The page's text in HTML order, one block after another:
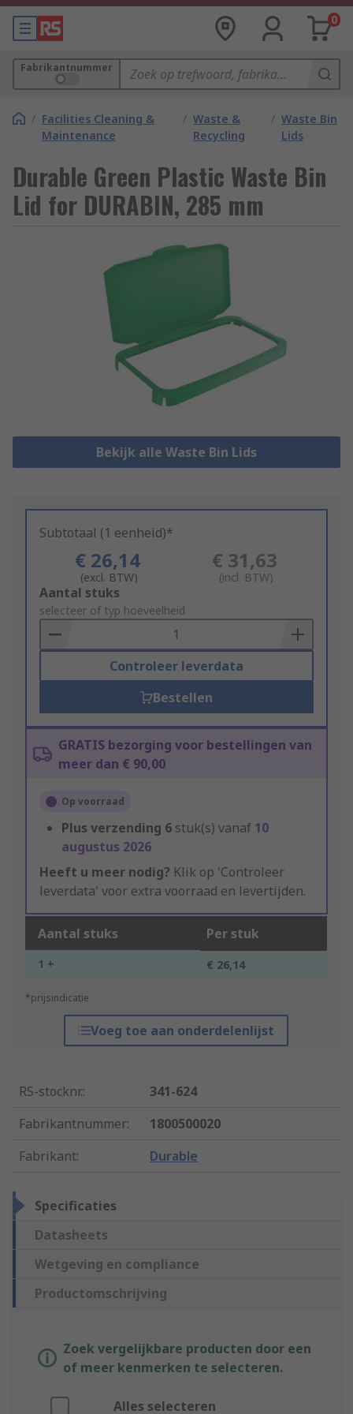
0
Fabrikantnummer
/ Facilities Cleaning &
Maintenance
/ Waste &
Recycling
/ Waste Bin
Lids
Durable Green Plastic Waste Bin
Lid for DURABIN, 285 mm
Bekijk alle Waste Bin Lids
Subtotaal (1 eenheid)*
€ 26,14
(excl. BTW)
€ 31,63
(incl. BTW)
Add
to
Basket
Aantal stuks
selecteer of typ hoeveelheid
Controleer leverdata
Bestellen
GRATIS bezorging voor bestellingen van
meer dan € 90,00
Op voorraad
Plus verzending 6 stuk(s) vanaf 10
augustus 2026
Heeft u meer nodig? Klik op 'Controleer
leverdata' voor extra voorraad en levertijden.
Aantal stuks Per stuk
1 + € 26,14
*prijsindicatie
Voeg toe aan onderdelenlijst
RS-stocknr.:
341-624
Fabrikantnummer:
1800500020
Fabrikant: Durable
Specificaties
Datasheets
Wetgeving en compliance
Productomschrijving
Zoek vergelijkbare producten door een
of meer kenmerken te selecteren.
Alles selecteren